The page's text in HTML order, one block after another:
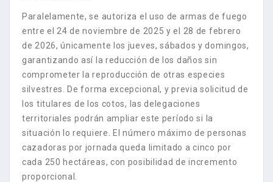
Paralelamente, se autoriza el uso de armas de fuego
entre el 24 de noviembre de 2025 y el 28 de febrero
de 2026, únicamente los jueves, sábados y domingos,
garantizando así la reducción de los daños sin
comprometer la reproducción de otras especies
silvestres. De forma excepcional, y previa solicitud de
los titulares de los cotos, las delegaciones
territoriales podrán ampliar este período si la
situación lo requiere. El número máximo de personas
cazadoras por jornada queda limitado a cinco por
cada 250 hectáreas, con posibilidad de incremento
proporcional.